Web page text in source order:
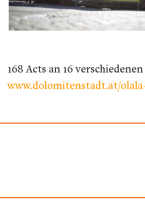
168 Acts an 16
www.dolomitenstadt.at/